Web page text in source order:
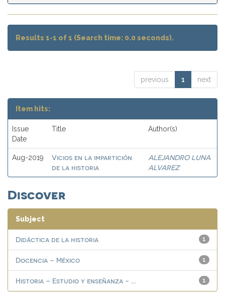
Results 1-1 of 1 (Search time: 0.0 seconds).
previous 1 next
Item hits:
Issue
Date
Title Author(s)
Aug-2019
Vicios en la impartición
de la historia
ALEJANDRO LUNA
ALVAREZ
Discover
Subject
1
Didáctica de la historia
1
Docencia – México
1
Historia – Estudio y enseñanza - ...